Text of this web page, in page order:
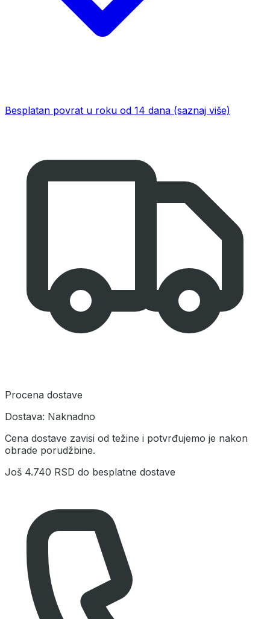
Besplatan povrat u roku od 14 dana (saznaj više)
Procena dostave
Dostava: Naknadno
Cena dostave zavisi od težine i potvrđujemo je nakon
obrade porudžbine.
Još 4.740 RSD do besplatne dostave